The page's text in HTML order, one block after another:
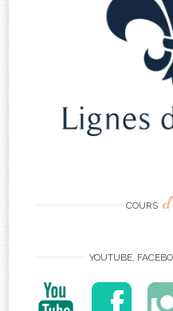
COURS
YOUTUBE,